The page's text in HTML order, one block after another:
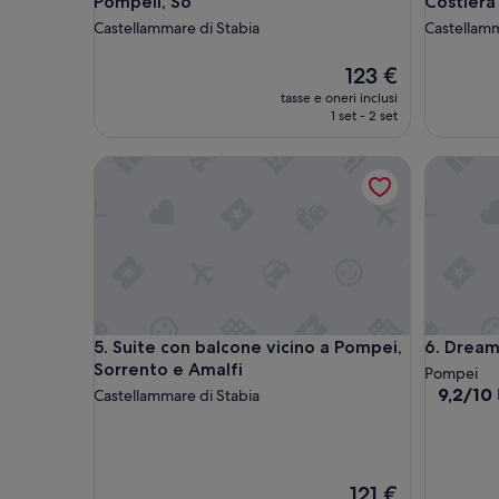
Castellammare di Stabia
Il
prezzo
attuale
123 €
tasse e oneri inclusi
1 set - 2 set
5. Suite con balcone vicino a Pompei,
Sorrento e Amalfi
Suite con balcone vicino a Pompei, Sorrento e
Castellammare di Stabia
Il
6.
Dream
Pompei
9.2
9,2/10